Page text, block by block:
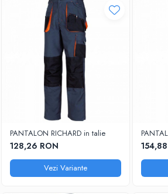
PANTALON RICHARD in talie
128,26 RON
Vezi Variante